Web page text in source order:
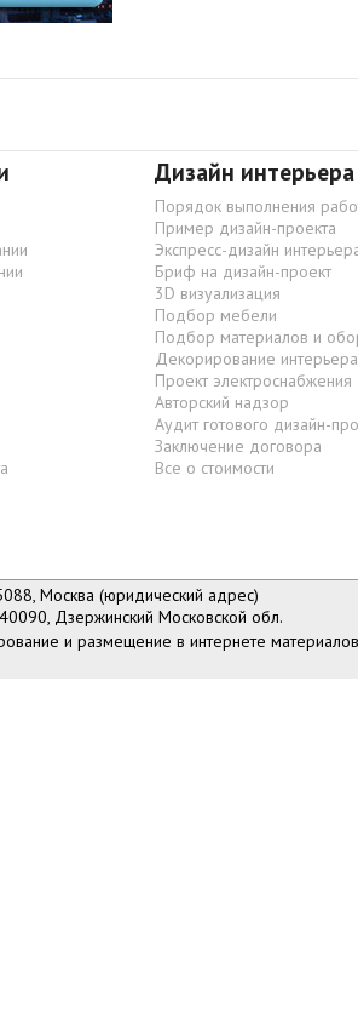
Дизайн интерьера
Порядок выполнения
Пример дизайн-проекта
Экспресс-дизайн
Бриф на дизайн-проект
3D визуализация
Подбор мебели
Подбор материалов и
Декорирование интерьера
Проект электроснабжения
Авторский надзор
Аудит готового дизайн-
Заключение договора
Все о стоимости
Москва (юридический адрес)
Дзержинский Московской обл.
и размещение в интернете